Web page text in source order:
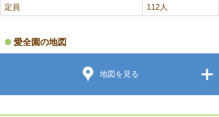
定員 112人
愛全園の地図
地図を見る